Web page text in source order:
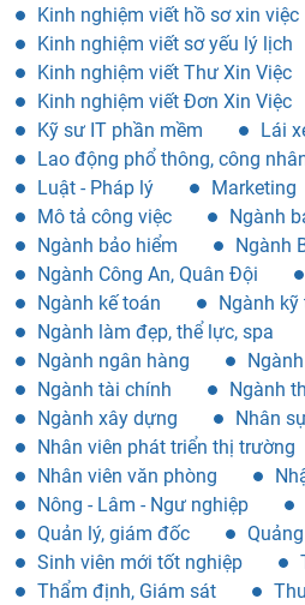
Kinh nghiệm viết hồ sơ xin việc
Kinh nghiệm viết sơ yếu lý lịch
Kinh nghiệm viết Thư Xin Việc
Kinh nghiệm viết Đơn Xin Việc
Kỹ sư IT phần mềm
Lái
Lao động phổ thông, công
Luật - Pháp lý
Marketing
Mô tả công việc
Ngành
Ngành bảo hiểm
Ngành
Ngành Công An, Quân Đội
Ngành kế toán
Ngành
Ngành làm đẹp, thể lực, spa
Ngành ngân hàng
Ngành tài chính
Ngành
Ngành xây dựng
Nhân
Nhân viên phát triển thị trường
Nhân viên văn phòng
Nông - Lâm - Ngư nghiệp
Quản lý, giám đốc
Sinh viên mới tốt nghiệp
Thẩm định, Giám sát